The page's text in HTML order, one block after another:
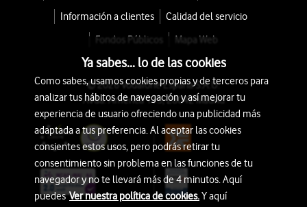
Información a clientes
Calidad del servicio
Fondos Públicos
Mapa Web
© 2026 Vodafone España S.A.U.
Avda. América 115, 28042 Madrid
Ya sabes... lo de las cookies
Como sabes, usamos cookies propias y de terceros para
analizar tus hábitos de navegación y así mejorar tu
experiencia de usuario ofreciendo una publicidad más
adaptada a tus preferencia. Al aceptar las cookies
consientes estos usos, pero podrás retirar tu
consentimiento sin problema en las funciones de tu
navegador y no te llevará más de 4 minutos. Aquí
puedesVer nuestra política de cookies.Y aquí